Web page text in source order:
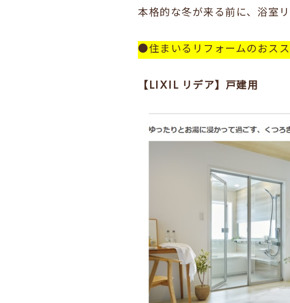
本格的な冬が来る前に、浴室
●住まいるリフォームのおス
【LIXIL リデア】戸建用